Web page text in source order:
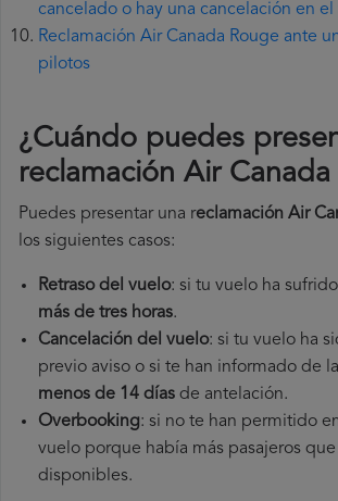
cancelado o hay una cancelación en
Reclamación Air Canada Rouge ante
pilotos
¿Cuándo puedes
reclamación Air
Puedes presentar una reclamación Air
los siguientes casos:
Retraso del vuelo: si tu vuelo ha
más de tres horas.
Cancelación del vuelo: si tu vuelo ha
previo aviso o si te han informado de
menos de 14 días de antelación.
Overbooking: si no te han permitido
vuelo porque había más pasajeros que
disponibles.